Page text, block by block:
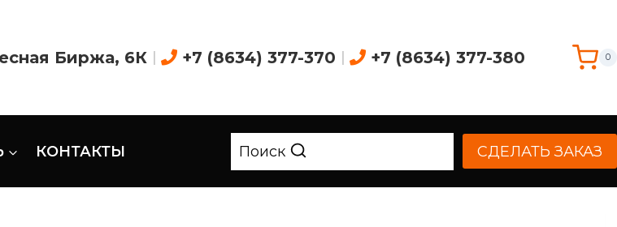
Биржа, 6К | +7 (8634) 377-370 | +7 (8634) 377-380 0
КОНТАКТЫ Поиск СДЕЛАТЬ ЗАКАЗ